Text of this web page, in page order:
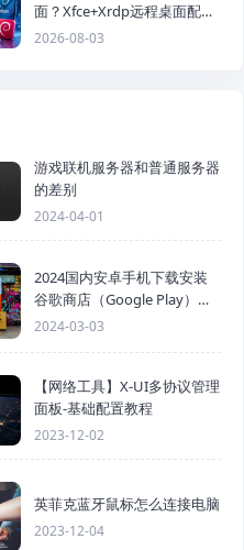
面？Xfce+Xrdp远程桌面配置
教程
2026-08-03
游戏联机服务器和普通服务器
的差别
2024-04-01
2024国内安卓手机下载安装
谷歌商店（Google Play）详
细步骤
2024-03-03
【网络工具】X-UI多协议管理
面板-基础配置教程
2023-12-02
英菲克蓝牙鼠标怎么连接电脑
2023-12-04